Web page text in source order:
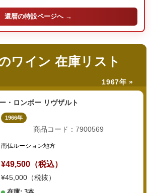
還暦の特設ページへ →
ワイン 在庫リスト
1967年 »
・ロンボー リヴザルト
1966年
商品コード：7900569
南仏ルーション地方
¥49,500（税込）
¥45,000（税抜）